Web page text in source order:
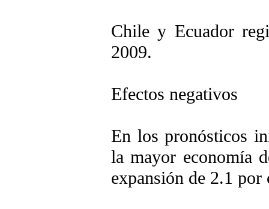
Chile y Ecuador
2009.
Efectos negativos
En los pronósticos
la mayor economía
expansión de 2.1 por